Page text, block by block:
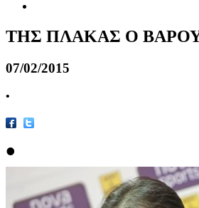
ΤΗΣ ΠΛΑΚΑΣ Ο
07/02/2015
•
•